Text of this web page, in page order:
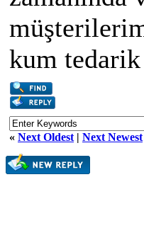
kum
« Next Oldest | Next Newest